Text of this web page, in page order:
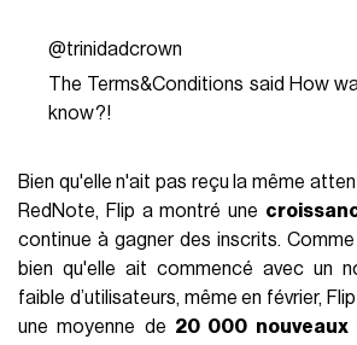
@trinidadcrown
The Terms&Conditions said How
know?!
Bien qu'elle n'ait pas reçu la même
RedNote, Flip a montré une
continue à gagner des inscrits.
bien qu'elle ait commencé avec un
faible d’utilisateurs, même en février,
une moyenne de 20 000 nouveaux